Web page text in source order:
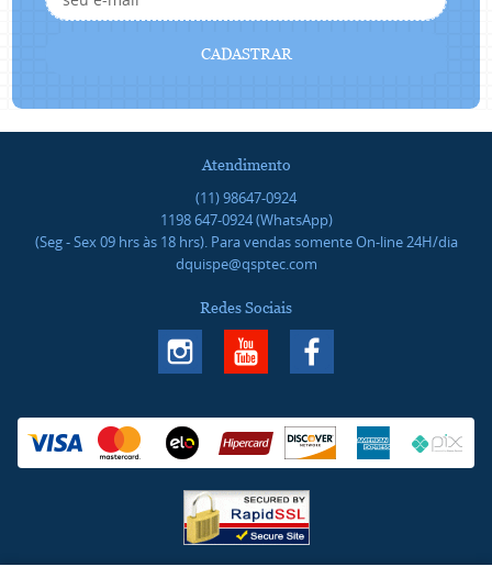
CADASTRAR
Atendimento
(11)98647-0924
1198647-0924(WhatsApp)
(Seg - Sex 09 hrs às 18 hrs). Para vendas somente On-line 24H/dia
dquispe@qsptec.com
Redes Sociais